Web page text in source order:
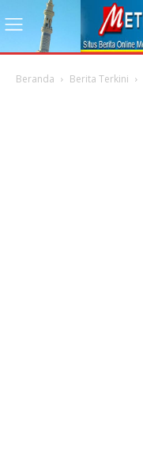
Beranda Berita Terkini